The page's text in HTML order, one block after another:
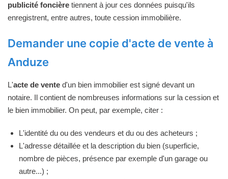
publicité foncière tiennent à jour ces données puisqu'ils
enregistrent, entre autres, toute cession immobilière.
Demander une copie d'acte de vente à
Anduze
L'acte de vente d'un bien immobilier est signé devant un
notaire. Il contient de nombreuses informations sur la cession et
le bien immobilier. On peut, par exemple, citer :
L'identité du ou des vendeurs et du ou des acheteurs ;
L'adresse détaillée et la description du bien (superficie,
nombre de pièces, présence par exemple d'un garage ou
autre...) ;